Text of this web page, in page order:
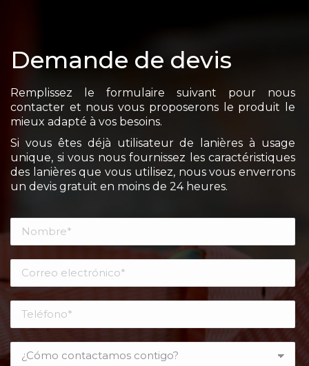
Demande de devis
Remplissez le formulaire suivant pour nous
contacter et nous vous proposerons le produit le
mieux adapté à vos besoins.
Si vous êtes déjà utilisateur de lanières à usage
unique, si vous nous fournissez les caractéristiques
des lanières que vous utilisez, nous vous enverrons
un devis gratuit en moins de 24 heures.